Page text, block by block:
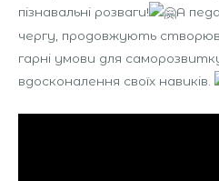
пізнавальні розваги!
А
чергу, продовжують
гарні умови для
вдосконалення своїх навиків.